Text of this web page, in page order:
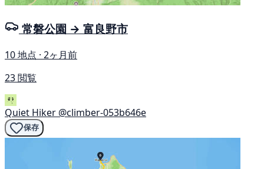
常磐公園 → 富良野市
10 地点 · 2ヶ月前
23 閲覧
Quiet Hiker @climber-053b646e
保存